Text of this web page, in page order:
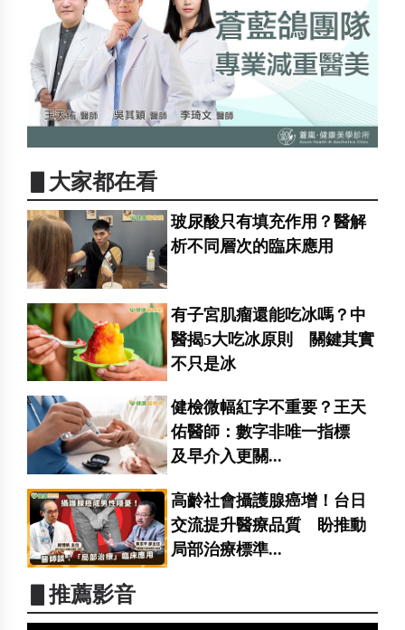
▋大家都在看
玻尿酸只有填充作用？醫解
析不同層次的臨床應用
有子宮肌瘤還能吃冰嗎？中
醫揭5大吃冰原則 關鍵其實
不只是冰
健檢微幅紅字不重要？王天
佑醫師：數字非唯一指標
及早介入更關...
高齡社會攝護腺癌增！台日
交流提升醫療品質 盼推動
局部治療標準...
▋推薦影音